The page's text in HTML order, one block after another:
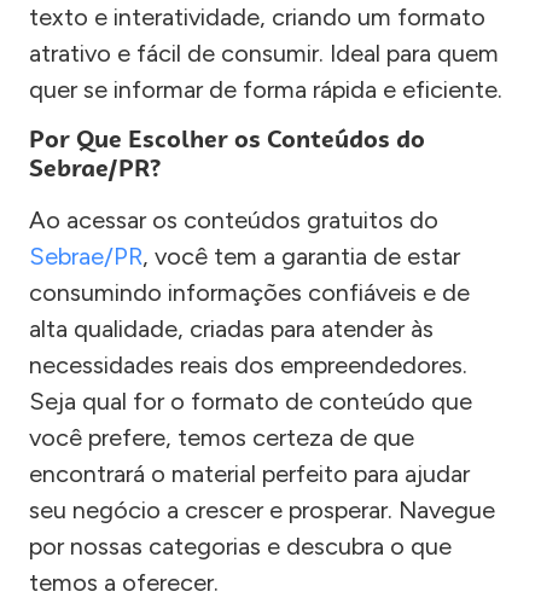
texto e interatividade, criando um formato
atrativo e fácil de consumir. Ideal para quem
quer se informar de forma rápida e eficiente.
Por Que Escolher os Conteúdos do
Sebrae/PR?
Ao acessar os conteúdos gratuitos do
Sebrae/PR, você tem a garantia de estar
consumindo informações confiáveis e de
alta qualidade, criadas para atender às
necessidades reais dos empreendedores.
Seja qual for o formato de conteúdo que
você prefere, temos certeza de que
encontrará o material perfeito para ajudar
seu negócio a crescer e prosperar. Navegue
por nossas categorias e descubra o que
temos a oferecer.